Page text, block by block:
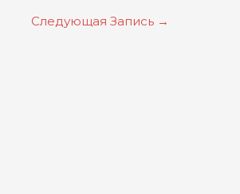
Следующая Запись →